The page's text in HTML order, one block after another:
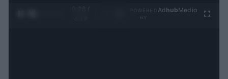
0:29 /
Ad hubMedia